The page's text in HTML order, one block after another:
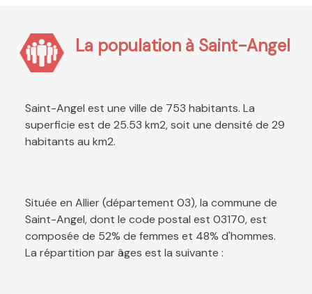
La population à Saint-Angel
Saint-Angel est une ville de 753 habitants. La
superficie est de 25.53 km2, soit une densité de 29
habitants au km2.
Située en Allier (département 03), la commune de
Saint-Angel, dont le code postal est 03170, est
composée de 52% de femmes et 48% d'hommes.
La répartition par âges est la suivante :